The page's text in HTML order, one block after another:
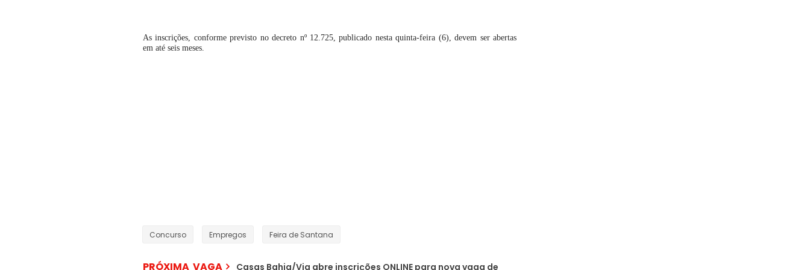
As inscrições, conforme previsto no decreto nº 12.725, publicado nesta quinta-feira (6), devem ser abertas
em até seis meses.
Concurso Empregos Feira de Santana
PRÓXIMA VAGA Casas Bahia/Via abre inscrições ONLINE para nova vaga de